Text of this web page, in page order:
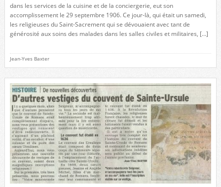
dans les services de la cuisine et de la conciergerie, eut son
accomplissement le 29 septembre 1906. Ce jour-là, qui était un samedi,
les religieuses du Saint-Sacrement qui se dévouaient avec tant de
générosité aux soins des malades dans les salles civiles et militaires, […]
Jean-Yves Baxter